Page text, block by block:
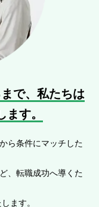
で、 私たちは
す。
ら条件にマッチした
、転職成功へ導くた
ます。